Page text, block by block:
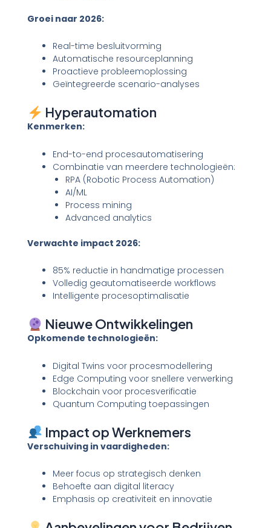
Groei naar 2026:
Real-time besluitvorming
Automatische resourceplanning
Proactieve probleemoplossing
Geïntegreerde scenario-analyses
Hyperautomation
Kenmerken:
End-to-end procesautomatisering
Combinatie van meerdere technologieën:
RPA (Robotic Process Automation)
AI/ML
Process mining
Advanced analytics
Verwachte impact 2026:
85% reductie in handmatige processen
Volledig geautomatiseerde workflows
Intelligente procesoptimalisatie
Nieuwe Ontwikkelingen
Opkomende technologieën:
Digital Twins voor procesmodellering
Edge Computing voor snellere verwerking
Blockchain voor procesverificatie
Quantum Computing toepassingen
Impact op Werknemers
Verschuiving in vaardigheden:
Meer focus op strategisch denken
Behoefte aan digital literacy
Emphasis op creativiteit en innovatie